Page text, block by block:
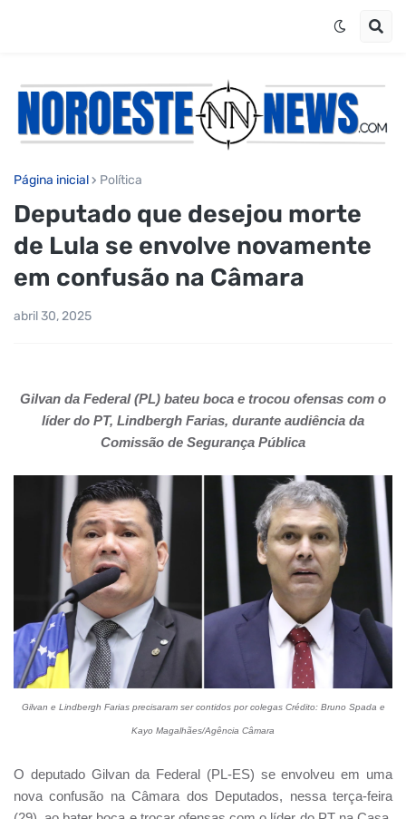
Página inicial Política
Deputado que desejou morte
de Lula se envolve novamente
em confusão na Câmara
abril 30, 2025
Gilvan da Federal (PL) bateu boca e trocou ofensas com o
líder do PT, Lindbergh Farias, durante audiência da
Comissão de Segurança Pública
Gilvan e Lindbergh Farias precisaram ser contidos por colegas Crédito: Bruno Spada e
Kayo Magalhães/Agência Câmara
O deputado Gilvan da Federal (PL-ES) se envolveu em uma
nova confusão na Câmara dos Deputados, nessa terça-feira